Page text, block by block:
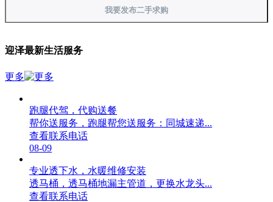
我要发布二手求购
迎泽最新生活服务
更多
跑腿代驾，代购送餐
帮你送服务，跑腿帮您送服务：同城速递...
查看联系电话
08-09
专业透下水，水暖维修安装
透马桶，透马桶地漏主管道，更换水龙头...
查看联系电话